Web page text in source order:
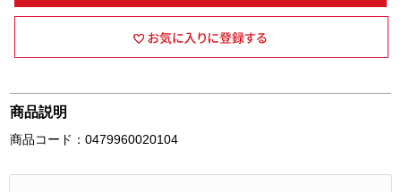
商品説明
商品コード：0479960020104